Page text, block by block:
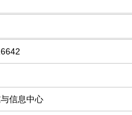
信息中心